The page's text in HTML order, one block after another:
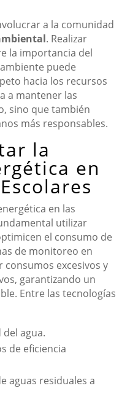
a la comunidad
. Realizar
la importancia del
puede
hacia los recursos
a mantener las
sino que también
más responsables.
la
en
en las
utilizar
el consumo de
de monitoreo en
excesivos y
garantizando un
Entre las tecnologías
agua.
de eficiencia
aguas residuales a